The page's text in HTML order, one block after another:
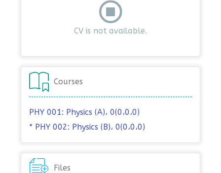
CV is not available.
Courses
PHY 001: Physics (A)، 0(0،0،0)
* PHY 002: Physics (B)، 0(0،0،0)
Files